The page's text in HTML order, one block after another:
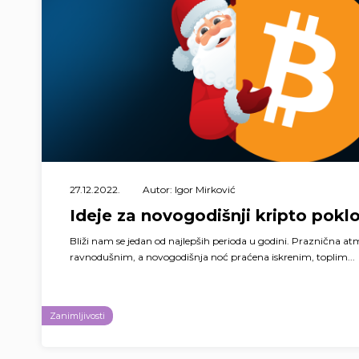
27.12.2022. Autor: Igor Mirković
Ideje za novogodišnji kripto
Bliži nam se jedan od najlepših perioda u godini. Praznična
ravnodušnim, a novogodišnja noć praćena iskrenim, toplim...
Zanimljivosti